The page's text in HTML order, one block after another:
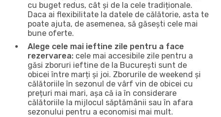
cu buget redus, cât și de la cele tradiționale.
Daca ai flexibilitate la datele de călătorie, asta te
poate ajuta, de asemenea, să găsești cele mai
bune oferte.
Alege cele mai ieftine zile pentru a face
rezervarea: cele mai accesibile zile pentru a
găsi zboruri ieftine de la București sunt de
obicei între marți și joi. Zborurile de weekend și
călătoriile în sezonul de vârf vin de obicei cu
prețuri mai mari, așa că ia în considerare
călătoriile la mijlocul săptămânii sau în afara
sezonului pentru a economisi mai mult.